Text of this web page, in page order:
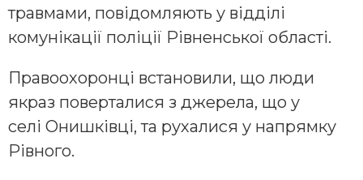
травмами, повідомляють у відділі
комунікації поліції Рівненської області.
Правоохоронці встановили, що люди
якраз поверталися з джерела, що у
селі Онишківці, та рухалися у напрямку
Рівного.